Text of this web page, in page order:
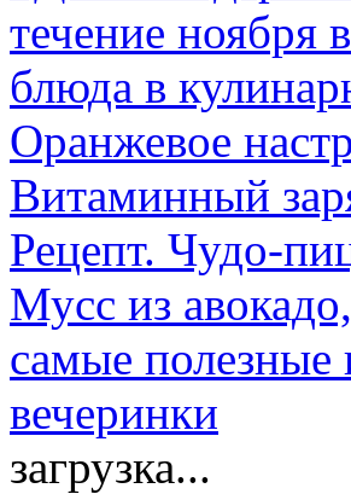
течение ноября
блюда в
Оранжевое
Витаминный
Рецепт. Чудо-
Мусс из
самые полезные
вечеринки
загрузка...